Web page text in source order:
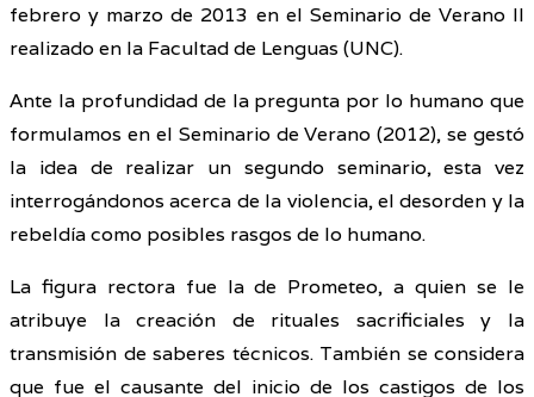
febrero y marzo de 2013 en el Seminario de Verano II
realizado en la Facultad de Lenguas (UNC).
Ante la profundidad de la pregunta por lo humano que
formulamos en el Seminario de Verano (2012), se gestó
la idea de realizar un segundo seminario, esta vez
interrogándonos acerca de la violencia, el desorden y la
rebeldía como posibles rasgos de lo humano.
La figura rectora fue la de Prometeo, a quien se le
atribuye la creación de rituales sacrificiales y la
transmisión de saberes técnicos. También se considera
que fue el causante del inicio de los castigos de los